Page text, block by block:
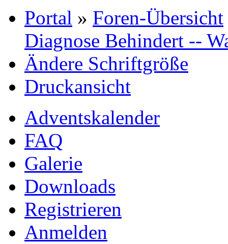
Portal » Foren-Übersicht
Diagnose Behindert --
Ändere Schriftgröße
Druckansicht
Adventskalender
FAQ
Galerie
Downloads
Registrieren
Anmelden